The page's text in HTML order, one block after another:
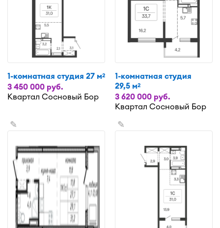
1-комнатная студия 27 м2
3 450 000 руб.
Квартал Сосновый Бор
1-комнатная студия
29,5 м2
3 620 000 руб.
Квартал Сосновый Бор
✎ ✎